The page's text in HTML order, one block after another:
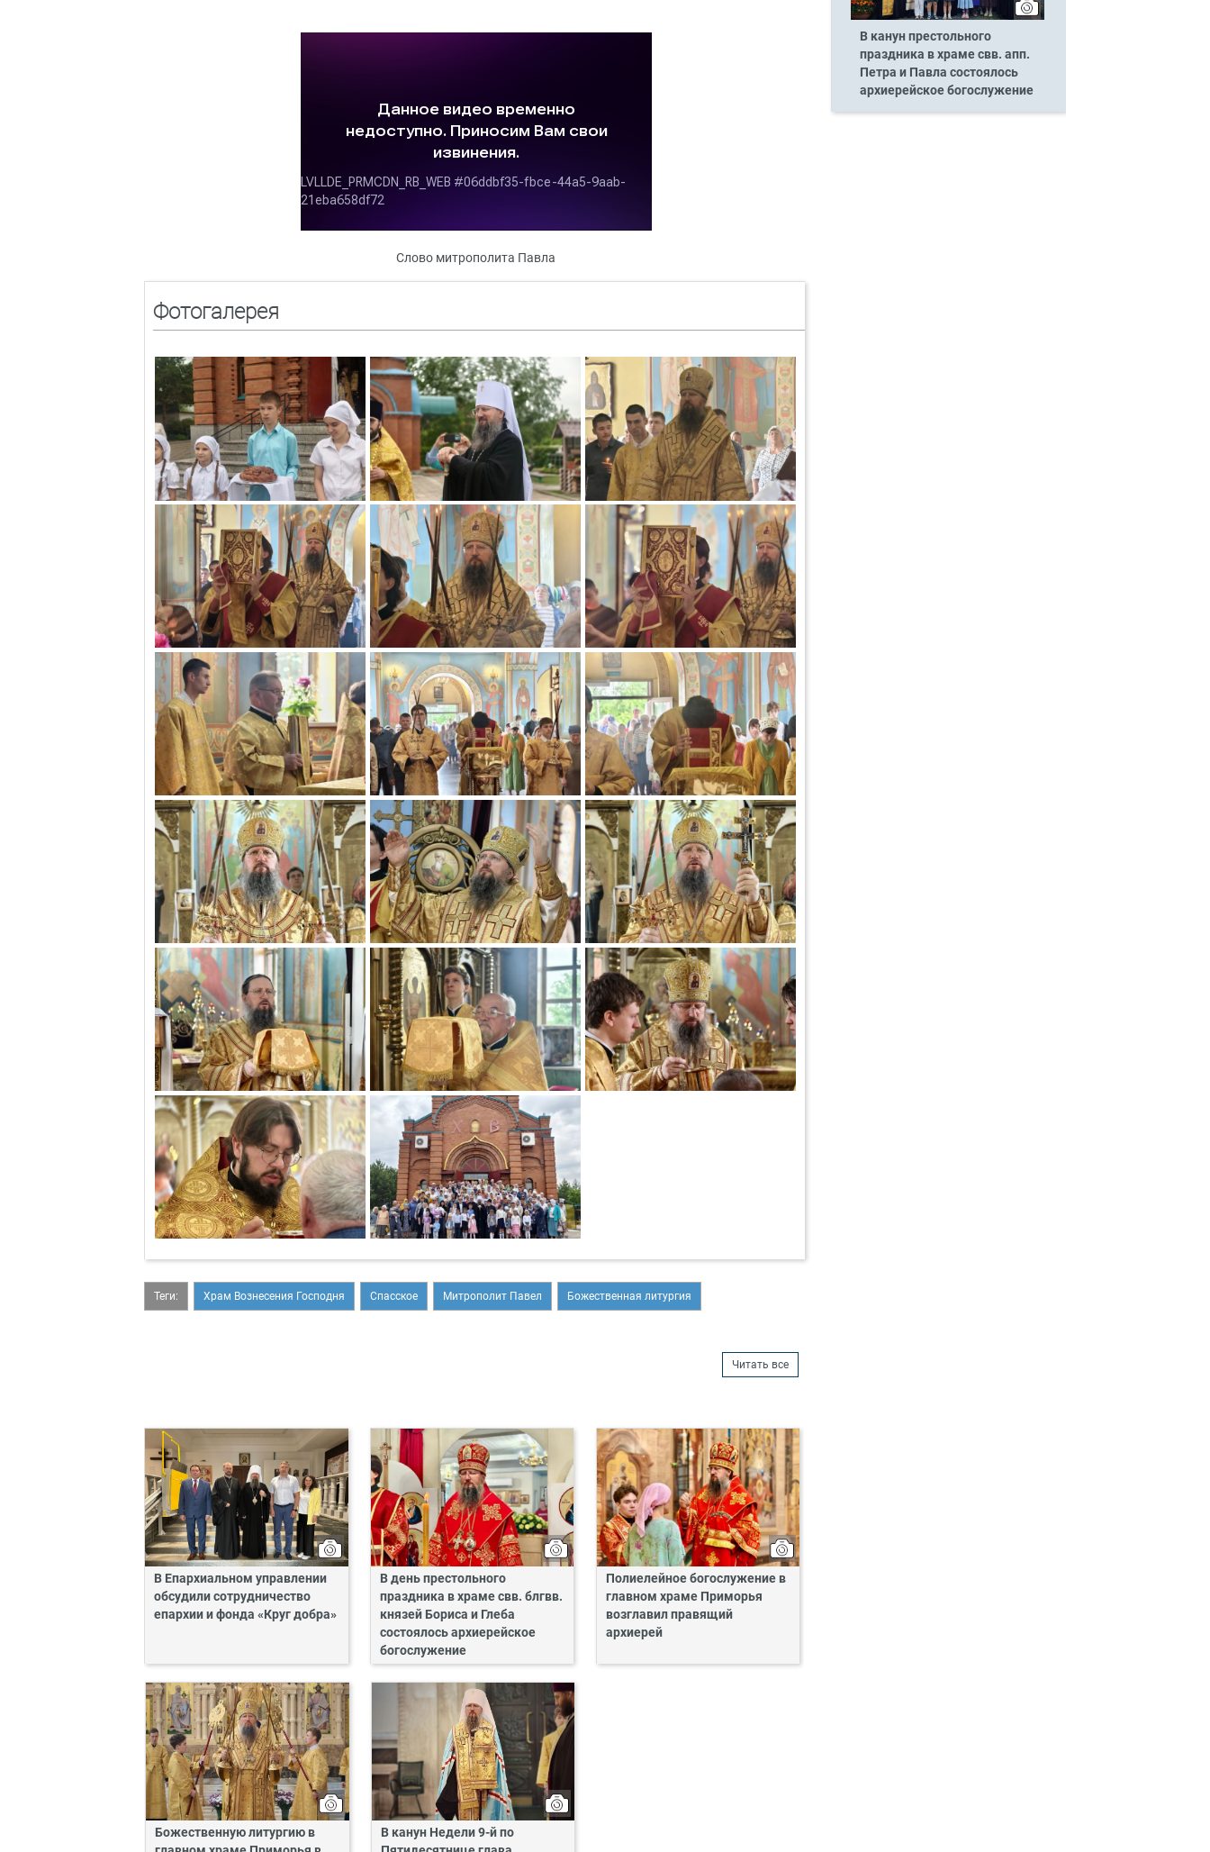
Слово митрополита Павла
Фотогалерея
Теги: Храм Вознесения Господня Спасское Митрополит Павел Божественная литургия
Читать все
В Епархиальном управлении
обсудили сотрудничество
епархии и фонда «Круг добра»
В день престольного
праздника в храме свв. блгвв.
князей Бориса и Глеба
состоялось архиерейское
богослужение
Полиелейное богослужение в
главном храме Приморья
возглавил правящий
архиерей
Божественную литургию в
В канун Недели 9-й по
В канун престольного
праздника в храме свв. апп.
Петра и Павла состоялось
архиерейское богослужение